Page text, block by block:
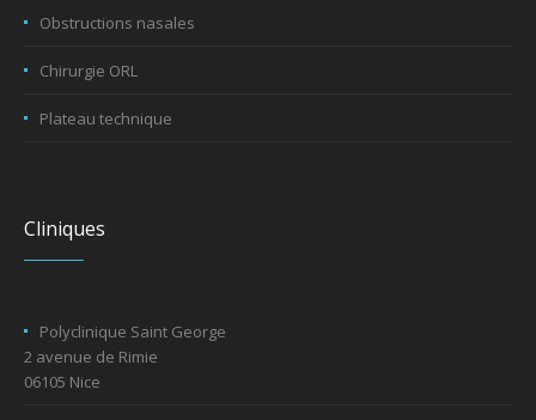
Obstructions nasales
Chirurgie ORL
Plateau technique
Cliniques
Polyclinique Saint George
2 avenue de Rimie
06105 Nice